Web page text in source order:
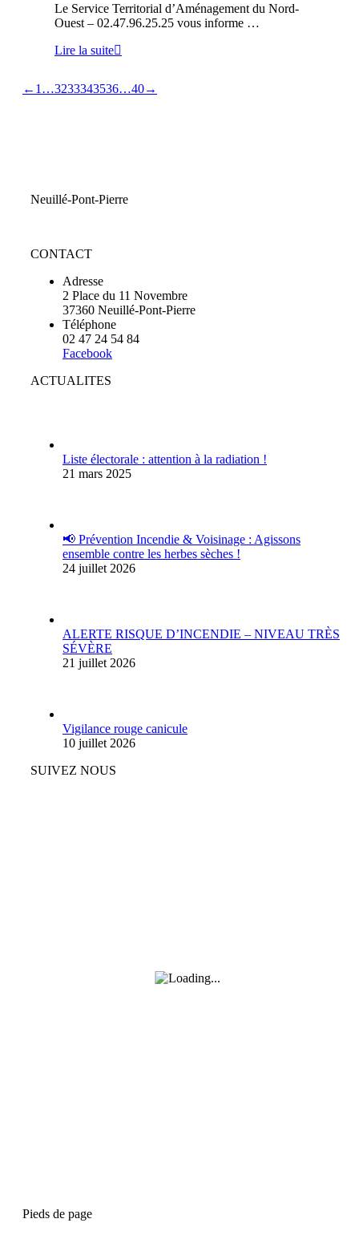
Le Service Territorial d’Aménagement du Nord-
Ouest – 02.47.96.25.25 vous informe …
Lire la suite
← 1 …3233343536…40→
Neuillé-Pont-Pierre
CONTACT
Adresse
2 Place du 11 Novembre
37360 Neuillé-Pont-Pierre
Téléphone
02 47 24 54 84
Facebook
ACTUALITES
Liste électorale : attention à la radiation !
21 mars 2025
📢 Prévention Incendie & Voisinage : Agissons
ensemble contre les herbes sèches !
24 juillet 2026
ALERTE RISQUE D’INCENDIE – NIVEAU TRÈS
SÉVÈRE
21 juillet 2026
Vigilance rouge canicule
10 juillet 2026
SUIVEZ NOUS
Pieds de page